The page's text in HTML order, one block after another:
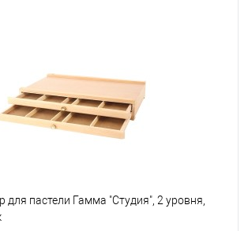
для пастели Гамма "Студия", 2 уровня,